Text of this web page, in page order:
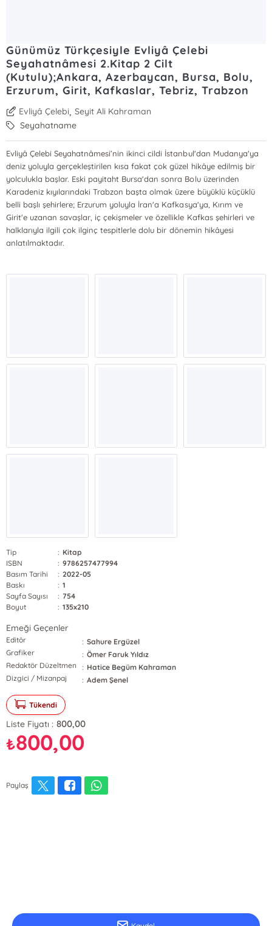
Günümüz Türkçesiyle Evliyâ Çelebi
Seyahatnâmesi 2.Kitap 2 Cilt
(Kutulu);Ankara, Azerbaycan, Bursa, Bolu,
Erzurum, Girit, Kafkaslar, Tebriz, Trabzon
Evliyâ Çelebi, Seyit Ali Kahraman
Seyahatname
Evliyâ Çelebi Seyahatnâmesi’nin ikinci cildi İstanbul'dan Mudanya'ya
deniz yoluyla gerçekleştirilen kısa fakat çok güzel hikâye edilmiş bir
yolculukla başlar. Eski payitaht Bursa'dan sonra Bolu üzerinden
Karadeniz kıyılarındaki Trabzon başta olmak üzere büyüklü küçüklü
belli başlı şehirlere; Erzurum yoluyla İran'a Kafkasya'ya, Kırım ve
Girit'e uzanan savaşlar, iç çekişmeler ve özellikle Kafkas şehirleri ve
halklarıyla ilgili çok ilginç tespitlerle dolu bir dönemin hikâyesi
anlatılmaktadır.
Tip : Kitap
ISBN
: 9786257477994
Basım Tarihi
: 2022-05
Baskı
: 1
Sayfa Sayısı
: 754
Boyut
: 135x210
Emeği Geçenler
Editör : Sahure Ergüzel
Grafiker
: Ömer Faruk Yıldız
Redaktör Düzeltmen
: Hatice Begüm Kahraman
Dizgici / Mizanpaj
: Adem Şenel
Tükendi
Liste Fiyatı : 800,00
₺800,00
Paylaş